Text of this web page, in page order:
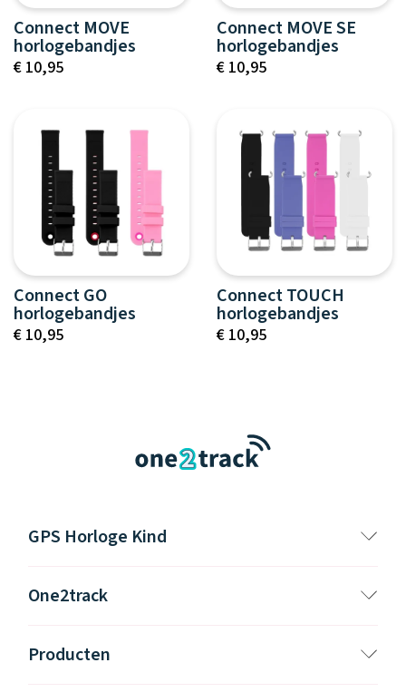
Connect MOVE
horlogebandjes
€ 10,95
Connect MOVE SE
horlogebandjes
€ 10,95
Connect GO
horlogebandjes
€ 10,95
Connect TOUCH
horlogebandjes
€ 10,95
GPS Horloge Kind
One2track
Producten